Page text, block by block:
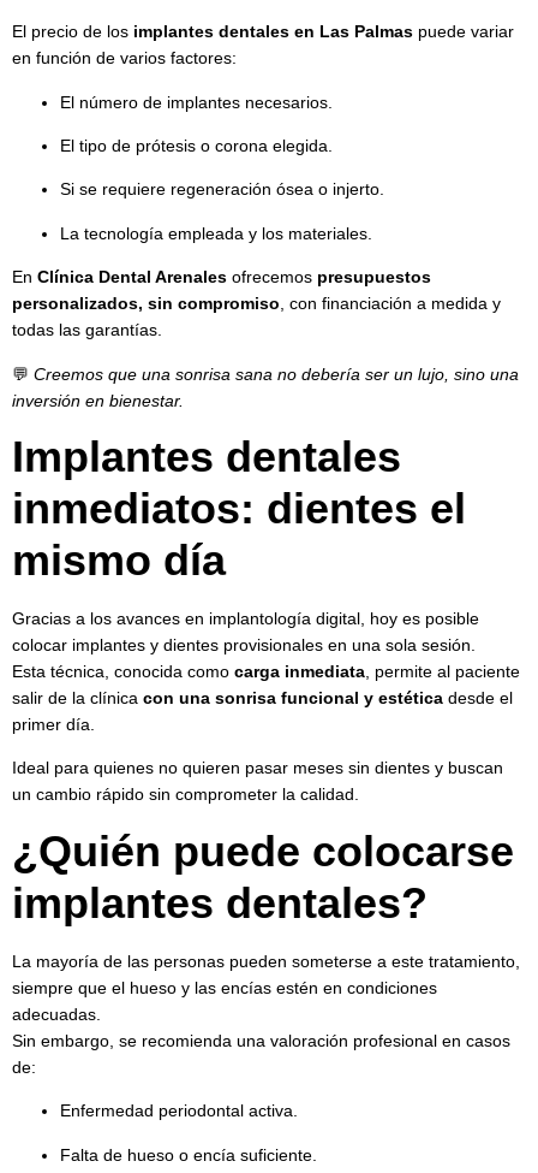
El precio de los implantes dentales en Las Palmas puede variar
en función de varios factores:
El número de implantes necesarios.
El tipo de prótesis o corona elegida.
Si se requiere regeneración ósea o injerto.
La tecnología empleada y los materiales.
En Clínica Dental Arenales ofrecemos presupuestos
personalizados, sin compromiso, con financiación a medida y
todas las garantías.
💬 Creemos que una sonrisa sana no debería ser un lujo, sino una
inversión en bienestar.
Implantes dentales
inmediatos: dientes el
mismo día
Gracias a los avances en implantología digital, hoy es posible
colocar implantes y dientes provisionales en una sola sesión.
Esta técnica, conocida como carga inmediata , permite al paciente
salir de la clínica con una sonrisa funcional y estética desde el
primer día.
Ideal para quienes no quieren pasar meses sin dientes y buscan
un cambio rápido sin comprometer la calidad.
¿Quién puede colocarse
implantes dentales?
La mayoría de las personas pueden someterse a este tratamiento,
siempre que el hueso y las encías estén en condiciones
adecuadas.
Sin embargo, se recomienda una valoración profesional en casos
de:
Enfermedad periodontal activa.
Falta de hueso o encía suficiente.